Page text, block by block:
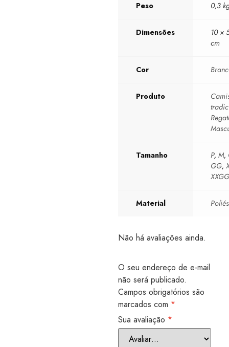
Peso 0,3
Dimensões
10 ×
cm
Cor
Produto
Tamanho P,M,
GG,
Material
Não há avaliações ainda.
O seu endereço de e-mail
não será publicado.
Campos obrigatórios são
marcados com *
Sua avaliação *